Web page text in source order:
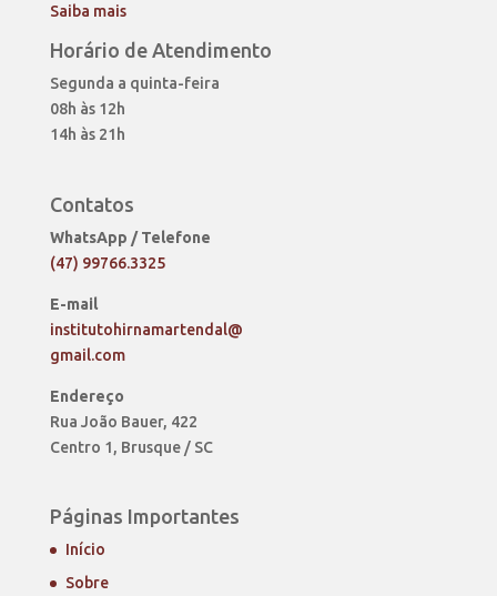
Saiba mais
Horário de Atendimento
Segunda a quinta-feira
08h às 12h
14h às 21h
Contatos
WhatsApp / Telefone
(47) 99766.3325
E-mail
institutohirnamartendal@
gmail.com
Endereço
Rua João Bauer, 422
Centro 1, Brusque / SC
Páginas Importantes
Início
Sobre